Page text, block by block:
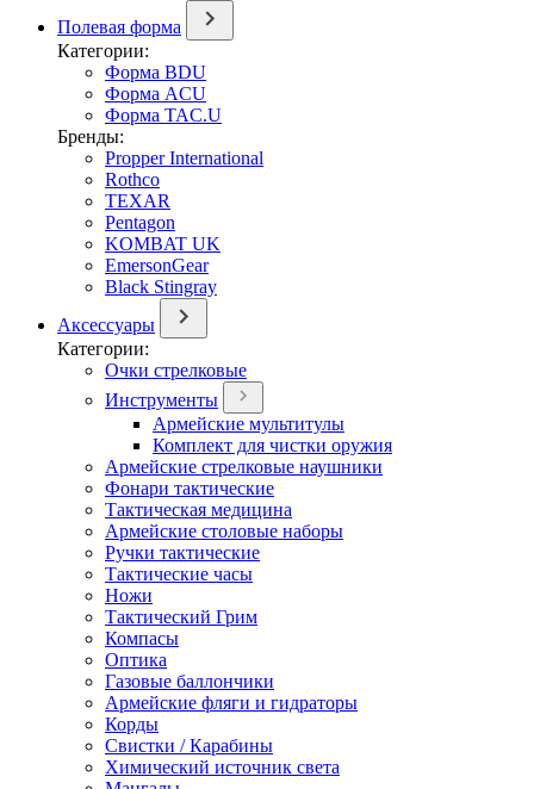
Полевая форма
Категории:
Форма BDU
Форма ACU
Форма TAC.U
Бренды:
Propper International
Rothco
TEXAR
Pentagon
KOMBAT UK
EmersonGear
Black Stingray
Аксессуары
Категории:
Очки стрелковые
Инструменты
Армейские мультитулы
Комплект для чистки оружия
Армейские стрелковые наушники
Фонари тактические
Тактическая медицина
Армейские столовые наборы
Ручки тактические
Тактические часы
Ножи
Тактический Грим
Компасы
Оптика
Газовые баллончики
Армейские фляги и гидраторы
Корды
Свистки / Карабины
Химический источник света